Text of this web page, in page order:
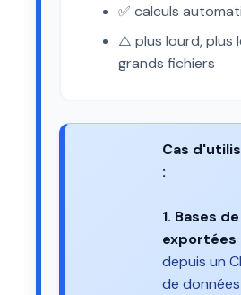
✅ calculs
⚠️ plus lourd, plus
grands fichiers
Cas
:
1. Bases
exportées
depuis un
de données